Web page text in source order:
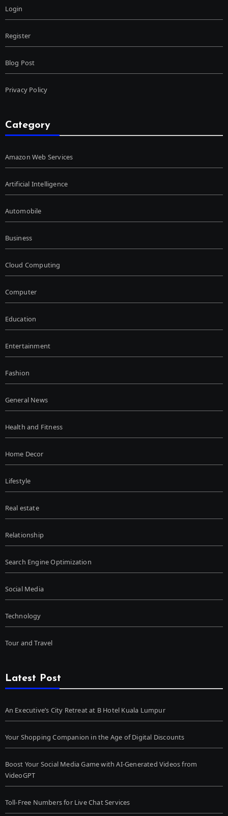
Login
Register
Blog Post
Privacy Policy
Category
Amazon Web Services
Artificial Intelligence
Automobile
Business
Cloud Computing
Computer
Education
Entertainment
Fashion
General News
Health and Fitness
Home Decor
Lifestyle
Real estate
Relationship
Search Engine Optimization
Social Media
Technology
Tour and Travel
Latest Post
An Executive’s City Retreat at B Hotel Kuala Lumpur
Your Shopping Companion in the Age of Digital Discounts
Boost Your Social Media Game with AI-Generated Videos from
VideoGPT
Toll-Free Numbers for Live Chat Services